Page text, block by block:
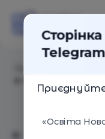
Telegram
«Освіта